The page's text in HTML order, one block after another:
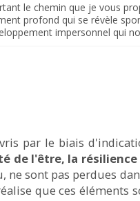
le chemin que je vous
profond qui se révèle
impersonnel qui
par le biais
de l'être, la
ne sont pas perdues
que ces